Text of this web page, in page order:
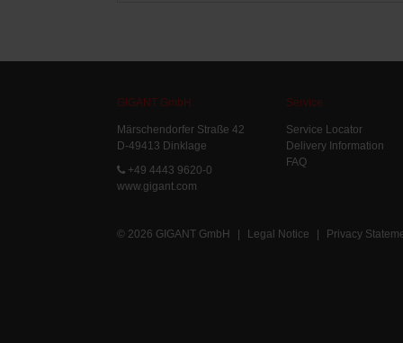
GIGANT GmbH
Märschendorfer Straße 42
D-49413 Dinklage
+49 4443 9620-0
www.gigant.com
Service
Service Locator
Delivery Information
FAQ
© 2026 GIGANT GmbH | Legal Notice | Privacy